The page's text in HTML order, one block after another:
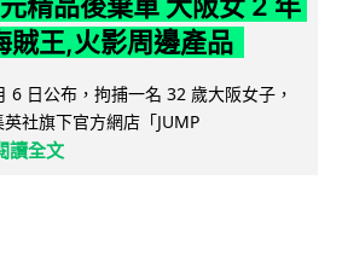
賊王,火影周邊產品
6 日公布，拘捕一名 32 歲大阪女子，
社旗下官方網店「JUMP
讀全文